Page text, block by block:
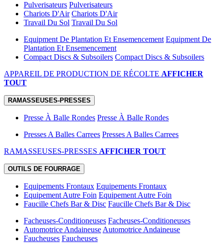
Pulverisateurs Pulverisateurs
Chariots D'Air Chariots D'Air
Travail Du Sol Travail Du Sol
Equipment De Plantation Et Ensemencement Equipment De
Plantation Et Ensemencement
Compact Discs & Subsoilers Compact Discs & Subsoilers
APPAREIL DE PRODUCTION DE RÉCOLTE AFFICHER
TOUT
RAMASSEUSES-PRESSES
Presse À Balle Rondes Presse À Balle Rondes
Presses A Balles Carrees Presses A Balles Carrees
RAMASSEUSES-PRESSES AFFICHER TOUT
OUTILS DE FOURRAGE
Equipements Frontaux Equipements Frontaux
Equipement Autre Foin Equipement Autre Foin
Faucille Chefs Bar & Disc Faucille Chefs Bar & Disc
Facheuses-Conditioneuses Facheuses-Conditioneuses
Automotrice Andaineuse Automotrice Andaineuse
Faucheuses Faucheuses